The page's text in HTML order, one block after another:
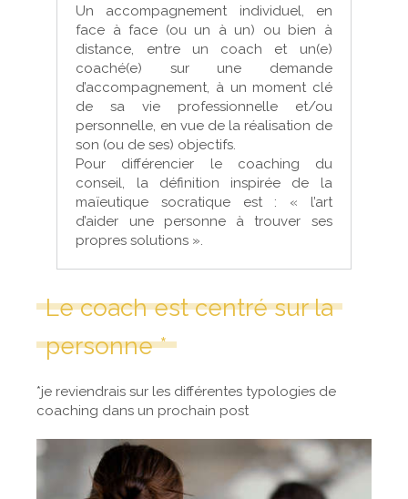
Un accompagnement individuel, en
face à face (ou un à un) ou bien à
distance, entre un coach et un(e)
coaché(e) sur une demande
d’accompagnement, à un moment clé
de sa vie professionnelle et/ou
personnelle, en vue de la réalisation de
son (ou de ses) objectifs.
Pour différencier le coaching du
conseil, la définition inspirée de la
maïeutique socratique est : « l’art
d’aider une personne à trouver ses
propres solutions ».
Le coach est centré sur la
personne *
*je reviendrais sur les différentes typologies de
coaching dans un prochain post